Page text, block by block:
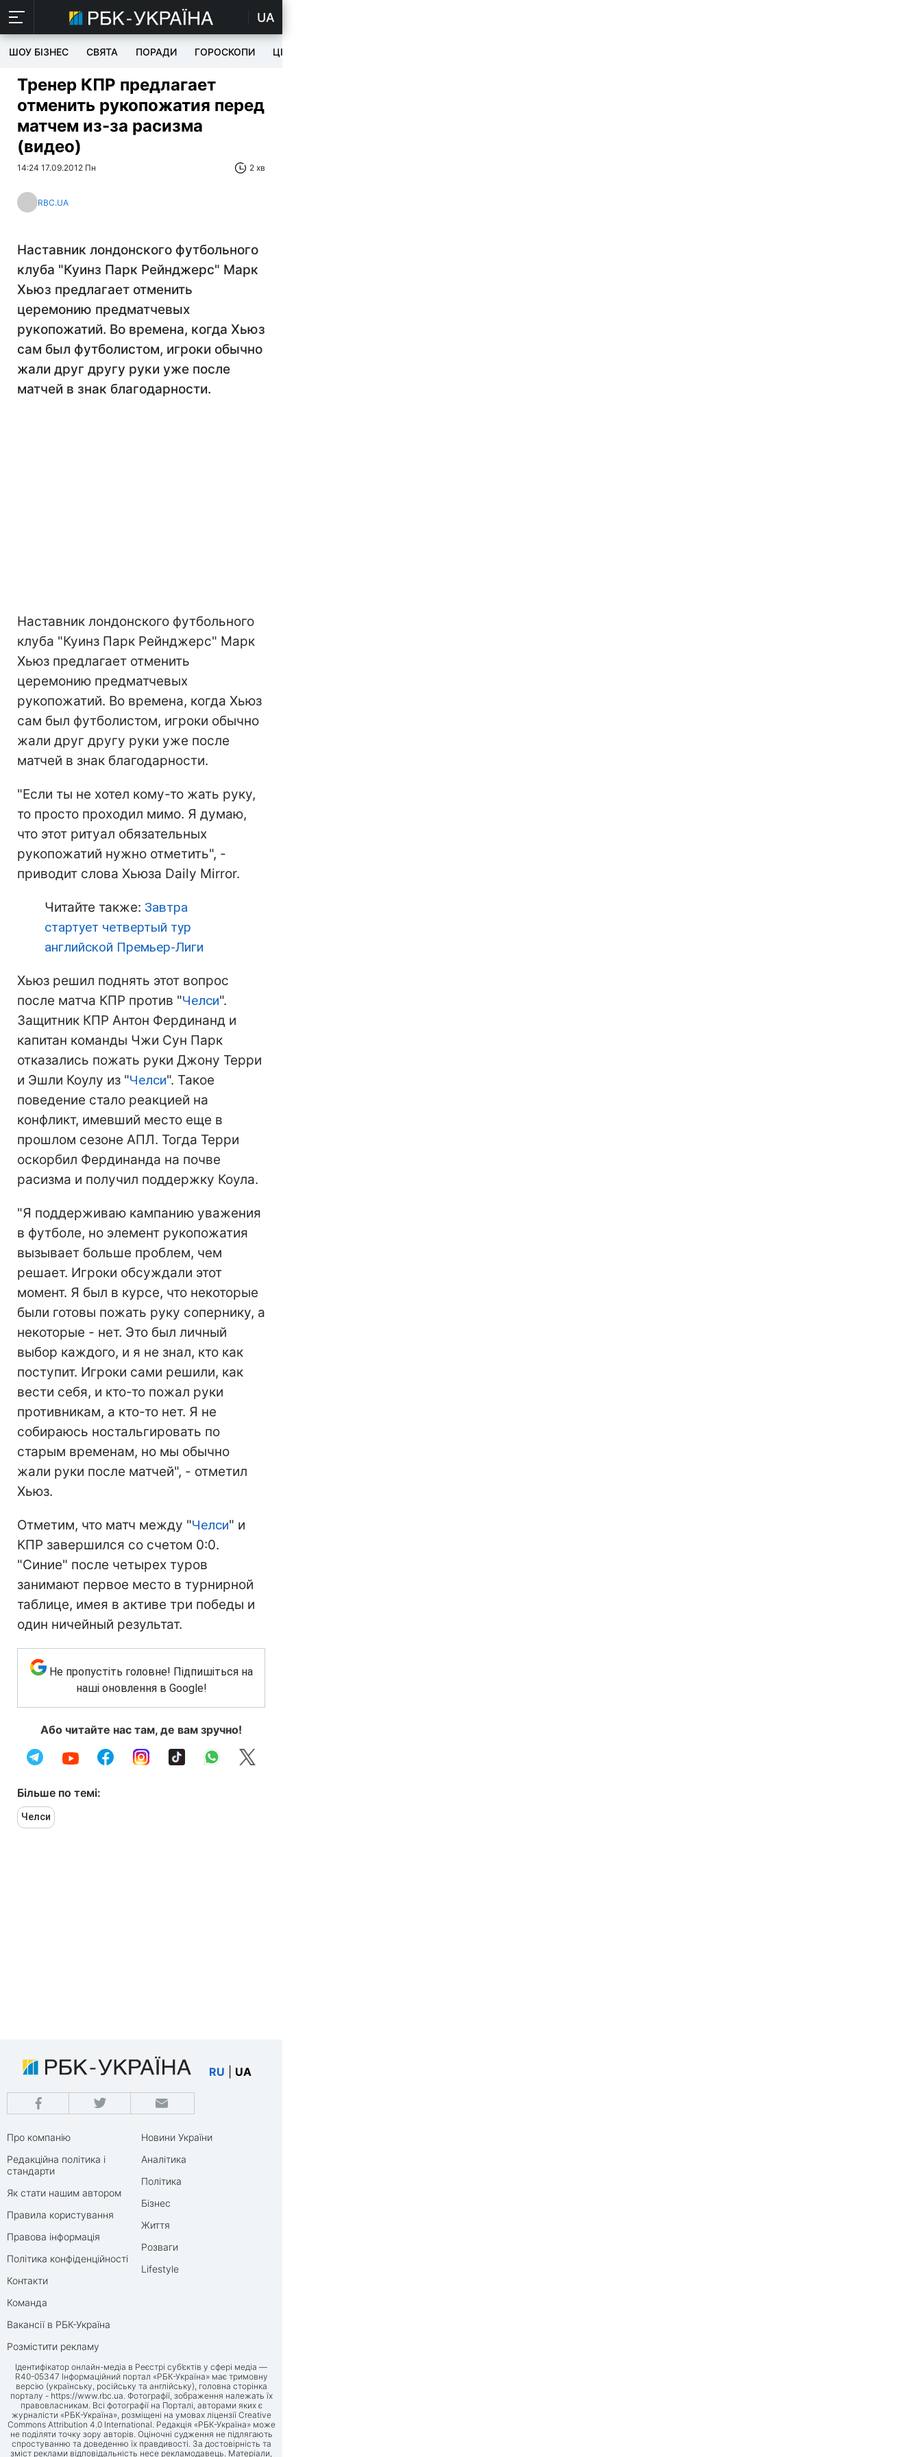
UA
ШОУ БІЗНЕС СВЯТА ПОРАДИ ГОРОСКОПИ ЦІКАВЕ
Тренер КПР предлагает
отменить рукопожатия перед
матчем из-за расизма
(видео)
14:24 17.09.2012 Пн 2 хв
RBC.UA
Наставник лондонского футбольного
клуба "Куинз Парк Рейнджерс" Марк
Хьюз предлагает отменить
церемонию предматчевых
рукопожатий. Во времена, когда Хьюз
сам был футболистом, игроки обычно
жали друг другу руки уже после
матчей в знак благодарности.
Наставник лондонского футбольного
клуба "Куинз Парк Рейнджерс" Марк
Хьюз предлагает отменить
церемонию предматчевых
рукопожатий. Во времена, когда Хьюз
сам был футболистом, игроки обычно
жали друг другу руки уже после
матчей в знак благодарности.
"Если ты не хотел кому-то жать руку,
то просто проходил мимо. Я думаю,
что этот ритуал обязательных
рукопожатий нужно отметить", -
приводит слова Хьюза Daily Mirror.
Читайте также: Завтра
стартует четвертый тур
английской Премьер-Лиги
Хьюз решил поднять этот вопрос
после матча КПР против "Челси".
Защитник КПР Антон Фердинанд и
капитан команды Чжи Сун Парк
отказались пожать руки Джону Терри
и Эшли Коулу из "Челси". Такое
поведение стало реакцией на
конфликт, имевший место еще в
прошлом сезоне АПЛ. Тогда Терри
оскорбил Фердинанда на почве
расизма и получил поддержку Коула.
"Я поддерживаю кампанию уважения
в футболе, но элемент рукопожатия
вызывает больше проблем, чем
решает. Игроки обсуждали этот
момент. Я был в курсе, что некоторые
были готовы пожать руку сопернику, а
некоторые - нет. Это был личный
выбор каждого, и я не знал, кто как
поступит. Игроки сами решили, как
вести себя, и кто-то пожал руки
противникам, а кто-то нет. Я не
собираюсь ностальгировать по
старым временам, но мы обычно
жали руки после матчей", - отметил
Хьюз.
Отметим, что матч между "Челси" и
КПР завершился со счетом 0:0.
"Синие" после четырех туров
занимают первое место в турнирной
таблице, имея в активе три победы и
один ничейный результат.
Не пропустіть головне! Підпишіться на
наші оновлення в Google!
Або читайте нас там, де вам зручно!
Більше по темі:
Челси
RU UA
Про компанію
Редакційна політика і
стандарти
Як стати нашим автором
Правила користування
Правова інформація
Політика конфіденційності
Контакти
Команда
Вакансії в РБК-Україна
Розмістити рекламу
Новини України
Аналітика
Політика
Бізнес
Життя
Розваги
Lifestyle
Ідентифікатор онлайн-медіа в Реєстрі суб’єктів у сфері медіа —
R40-05347 Інформаційний портал «РБК-Україна» має тримовну
версію (українську, російську та англійську), головна сторінка
порталу - https://www.rbc.ua. Фотографії, зображення належать їх
правовласникам. Всі фотографії на Порталі, авторами яких є
журналісти «РБК-Україна», розміщені на умовах ліцензії Creative
Commons Attribution 4.0 International. Редакція «РБК-Україна» може
не поділяти точку зору авторів. Оціночні судження не підлягають
спростуванню та доведенню їх правдивості. За достовірність та
зміст реклами відповідальність несе рекламодавець. Матеріали,